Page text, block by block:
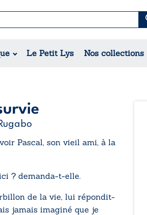
Le Petit Lys Nos collections
Nouvelles & Contes
Théâtre
Pascal, son vieil ami, à la
? demanda-t-elle.
de la vie, lui répondit-
jamais imaginé que je